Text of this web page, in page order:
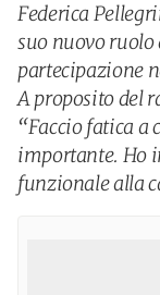
Federica
suo nuovo
partecipazione
A proposito del
“Faccio fatica a
importante. Ho
funzionale alla